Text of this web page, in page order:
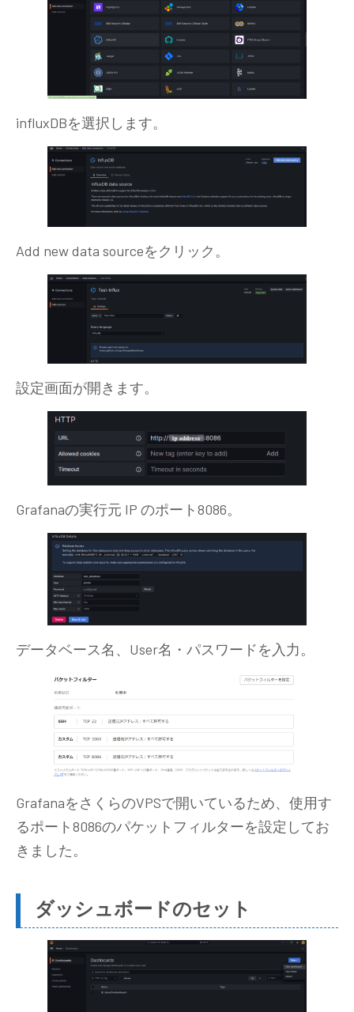
influxDBを選択します。
Add new data sourceをクリック。
設定画面が開きます。
Grafanaの実行元 IP のポート8086。
データベース名、User名・パスワードを入力。
GrafanaをさくらのVPSで開いているため、使用す
るポート8086のパケットフィルターを設定してお
きました。
ダッシュボードのセット